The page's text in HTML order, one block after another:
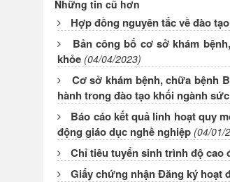
Những tin cũ hơn
Hợp đồng nguyên tắc về đào
Bản công bố cơ sở khám
khỏe (04/04/2023)
Cơ sở khám bệnh, chữa bệnh
hành trong đào tạo khối ngành
Báo cáo kết quả linh hoạt quy
động giáo dục nghề nghiệp (04/01/
Chỉ tiêu tuyển sinh trình độ cao
Giấy chứng nhận Đăng ký hoạt